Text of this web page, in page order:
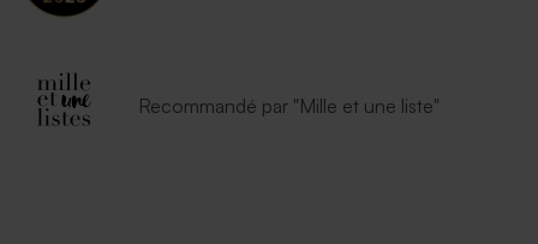
Recommandé par "Mille et une liste"